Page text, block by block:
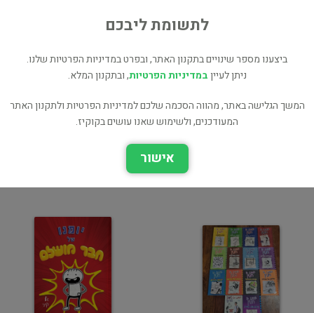
לתשומת ליבכם
ביצענו מספר שינויים בתקנון האתר, ובפרט במדיניות הפרטיות שלנו.
ניתן לעייןבמדיניות הפרטיות, ובתקנון המלא.
המשך הגלישה באתר, מהווה הסכמה שלכם למדיניות הפרטיות ולתקנון האתר
המעודכנים, ולשימוש שאנו עושים בקוקיז.
אישור